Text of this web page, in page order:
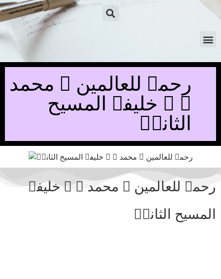
رحمۃ للعالمین ۔ محمد
ﷺ ۔ خلیفۃ المسیح
الثانیؓ
رحمۃ للعالمین ۔ محمد ﷺ ۔ خلیفۃ
المسیح الثانیؓ